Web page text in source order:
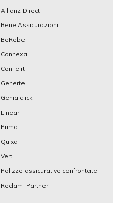
Allianz Direct
Bene Assicurazioni
BeRebel
Connexa
ConTe.it
Genertel
Genialclick
Linear
Prima
Quixa
Verti
Polizze assicurative confrontate
Reclami Partner